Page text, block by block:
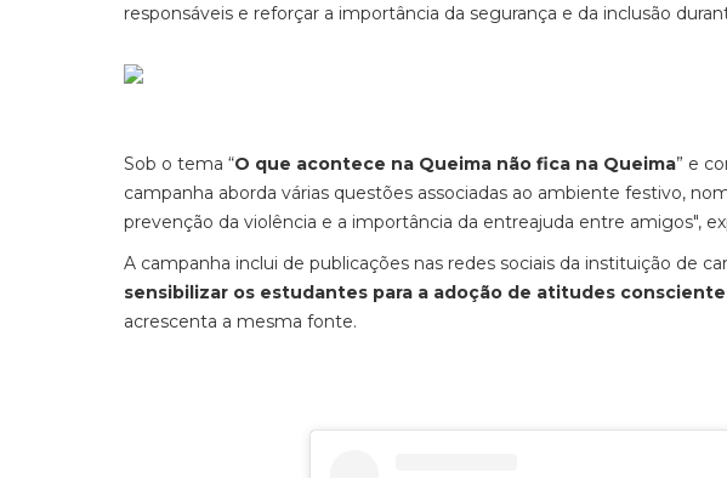
responsáveis e reforçar a importância da segurança e da inclusão
Sob o tema “O que acontece na Queima não fica na Queima” e
campanha aborda várias questões associadas ao ambiente festivo,
prevenção da violência e a importância da entreajuda entre amigos",
A campanha inclui de publicações nas redes sociais da instituição de
sensibilizar os estudantes para a adoção de atitudes
acrescenta a mesma fonte.